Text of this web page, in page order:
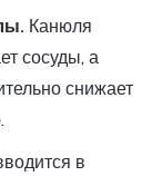
Канюля
сосуды, а
снижает
в